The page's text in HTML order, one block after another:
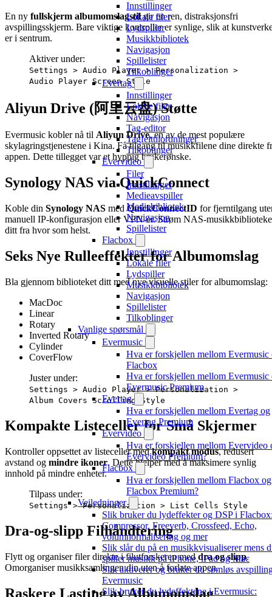
Innstillinger
Lokale filer
Lydspiller
Musikkbibliotek
Navigasjon
Spillelister
Tilkoblinger
Evertag
Innstillinger
Lokale filer
Navigasjon
Tag-editor
Tagfelttilordninger
Tilkoblinger
Evervideo
Filer
Innstillinger
Medieavspiller
Mediebibliotek
Navigasjon
Spillelister
Flacbox
Innstillinger
Lokale filer
Lydspiller
Musikkbibliotek
Navigasjon
Spillelister
Tilkoblinger
Vanlige spørsmål
Evermusic
Hva er forskjellen mellom Evermusic
Flacbox
Hva er forskjellen mellom Evermusic
Evermusic Premium
Evertag
Hva er forskjellen mellom Evertag og
Evertag Premium
Evervideo
Hva er forskjellen mellom Evervideo
Evervideo Premium?
Flacbox
Hva er forskjellen mellom Flacbox og
Flacbox Premium?
Veiledninger
Slik bruker du lydeffekter og DSP i
Compressor, Freeverb, Crossfeed, Echo,
volumnormalisering og mer
Slik slår du på en musikkvisualiserer mens
spiller musikk på iPhone, iPad og Mac
Slik aktiverer og bruker du sømløs
Evermusic
Slik bruker du lydeffektene i Evermusic:
En ny fullskjerm albumomslagstilgir en ren, distraksjonsfri
avspillingsskjerm. Bare viktige kontroller er synlige, slik at
er i sentrum.
Aktiver under:
Settings > Audio Player > Personalization >
Audio Player Screen Style
Aliyun Drive (阿里云盘) Støtte
Evermusic kobler nå til Aliyun Drive, en av de mest populære
skylagringstjenestene i Kina. Få tilgang til musikkfilene dine direkte
appen. Dette tillegget var et hyppig brukerønske.
Synology NAS via QuickConnect
Koble din Synology NAS medQuickConnectID for fjerntilgang
manuell IP-konfigurasjon eller VPN-er. Strøm NAS-
ditt fra hvor som helst.
Seks Nye Rulleeffekter for Albumomslag
Bla gjennom biblioteket ditt med nye visuelle stiler for albumomslag:
MacDoc
Linear
Rotary
Inverted Rotary
Cylinder
CoverFlow
Juster under:
Settings > Audio Player > Personalization >
Album Covers Scrolling Style
Kompakte Listeceller for Små Skjermer
Kontroller oppsettet av listeceller medkompakt modus, redusert
avstand og mindre ikoner. Dette hjelper med å maksimere synlig
innhold på mindre enheter.
Tilpass under:
Settings > Personalization > List Cells Style
Dra-og-slipp Filhåndtering
Flytt og organiser filer direkte i filutforskeren meddra og slipp.
Omorganiser musikksamlingen din uten å forlate appen.
Raskere Lasting av Albumomslag